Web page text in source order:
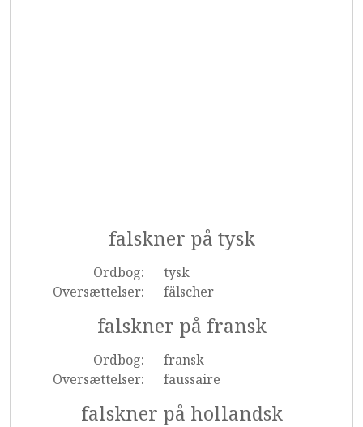
falskner på tysk
Ordbog:
tysk
Oversættelser:
fälscher
falskner på fransk
Ordbog:
fransk
Oversættelser:
faussaire
falskner på hollandsk